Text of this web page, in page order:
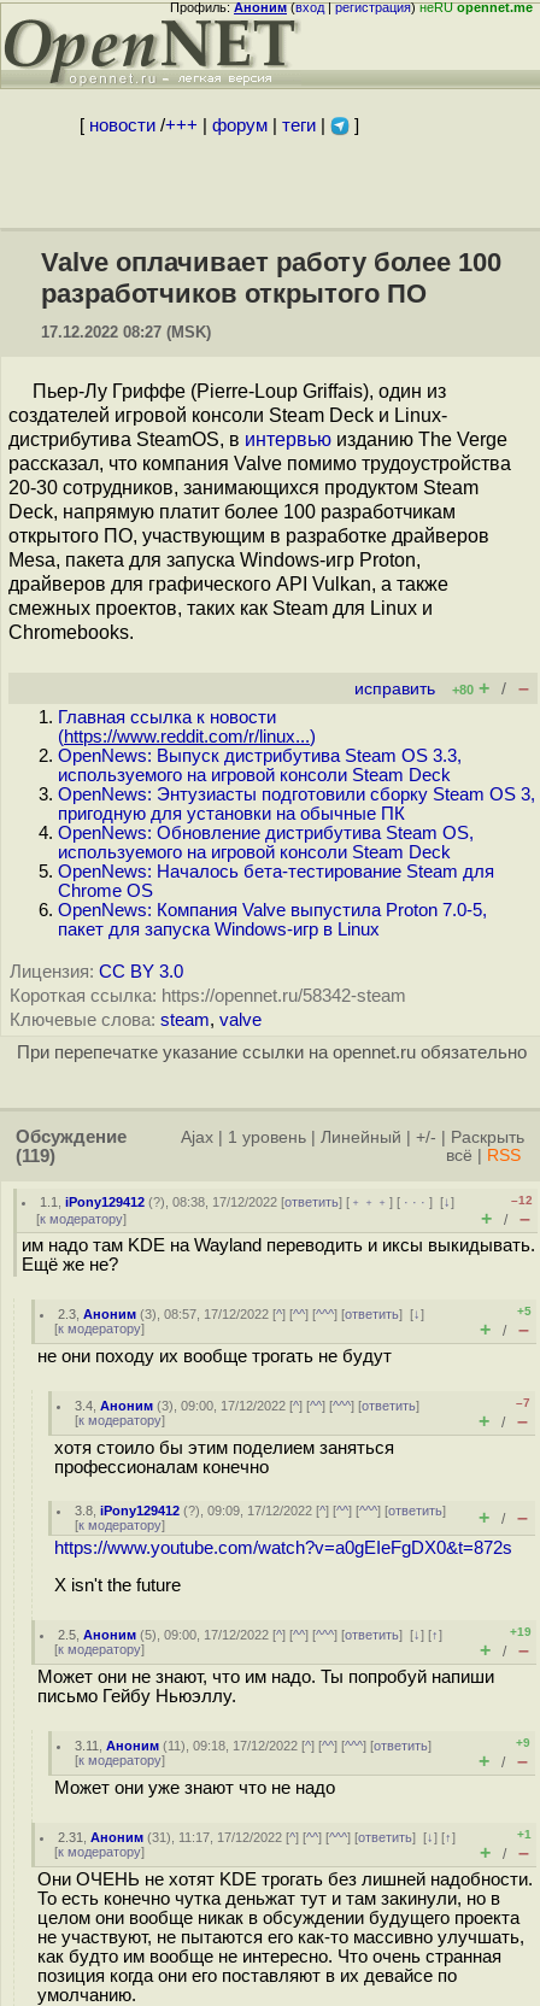
Профиль:Аноним(вход|регистрация)неRUopennet.me
[ новости/+++ форум| теги| ]
Valve оплачивает работу более 100
разработчиков открытого ПО
17.12.2022 08:27 (MSK)
Пьер-Лу Гриффе (Pierre-Loup Griffais), один из
создателей игровой консоли Steam Deck и Linux-
дистрибутива SteamOS, в интервью изданию The Verge
рассказал, что компания Valve помимо трудоустройства
20-30 сотрудников, занимающихся продуктом Steam
Deck, напрямую платит более 100 разработчикам
открытого ПО, участвующим в разработке драйверов
Mesa, пакета для запуска Windows-игр Proton,
драйверов для графического API Vulkan, а также
смежных проектов, таких как Steam для Linux и
Chromebooks.
исправить +80 + / –
Главная ссылка к новости
(https://www.reddit.com/r/linux...)
OpenNews: Выпуск дистрибутива Steam OS 3.3,
используемого на игровой консоли Steam Deck
OpenNews: Энтузиасты подготовили сборку Steam OS 3,
пригодную для установки на обычные ПК
OpenNews: Обновление дистрибутива Steam OS,
используемого на игровой консоли Steam Deck
OpenNews: Началось бета-тестирование Steam для
Chrome OS
OpenNews: Компания Valve выпустила Proton 7.0-5,
пакет для запуска Windows-игр в Linux
Лицензия: CC BY 3.0
Короткая ссылка: https://opennet.ru/58342-steam
Ключевые слова: steam, valve
При перепечатке указание ссылки на opennet.ru обязательно
Обсуждение
(119)
Ajax 1 уровень Линейный +/-
Раскрыть
всё
RSS
1.1 ,iPony129412 (?), 08:38, 17/12/2022 [ответить] [ ﹢﹢﹢] [ · · ·][↓]
[к модератору]
–12
+ / –
им надо там KDE на Wayland переводить и иксы выкидывать.
Ещё же не?
2.3 ,Аноним (3), 08:57, 17/12/2022 [^] [^^] [^^^] [ответить][↓]
[к модератору]
+5
+ / –
не они походу их вообще трогать не будут
3.4 ,Аноним (3), 09:00, 17/12/2022 [^] [^^] [^^^] [ответить]
[к модератору]
–7
+ / –
хотя стоило бы этим поделием заняться
профессионалам конечно
3.8 ,iPony129412 (?), 09:09, 17/12/2022 [^] [^^] [^^^] [ответить]
[к модератору] + / –
https://www.youtube.com/watch?v=a0gEIeFgDX0&t=872s
X isn't the future
2.5 ,Аноним (5), 09:00, 17/12/2022 [^] [^^] [^^^] [ответить][↓] [↑]
[к модератору]
+19
+ / –
Может они не знают, что им надо. Ты попробуй напиши
письмо Гейбу Ньюэллу.
3.11 ,Аноним (11), 09:18, 17/12/2022 [^] [^^] [^^^] [ответить]
[к модератору]
+9
+ / –
Может они уже знают что не надо
2.31 ,Аноним (31), 11:17, 17/12/2022 [^] [^^] [^^^] [ответить][↓] [↑]
[к модератору]
+1
+ / –
Они ОЧЕНЬ не хотят KDE трогать без лишней надобности.
То есть конечно чутка деньжат тут и там закинули, но в
целом они вообще никак в обсуждении будущего проекта
не участвуют, не пытаются его как-то массивно улучшать,
как будто им вообще не интересно. Что очень странная
позиция когда они его поставляют в их девайсе по
умолчанию.